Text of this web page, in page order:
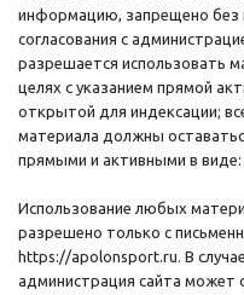
информацию, запрещено без
согласования с
разрешается использовать
целях с указанием прямой
открытой для индексации;
материала должны
прямыми и активными в
Использование любых
разрешено только с
https://apolonsport.ru. В
администрация сайта может